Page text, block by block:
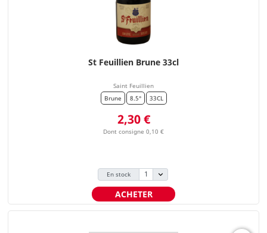
St Feuillien Brune 33cl
Saint Feuillien
Brune
8.5° 33CL
Prix
2,30 €
Dont consigne 0,10 €
En stock
ACHETER